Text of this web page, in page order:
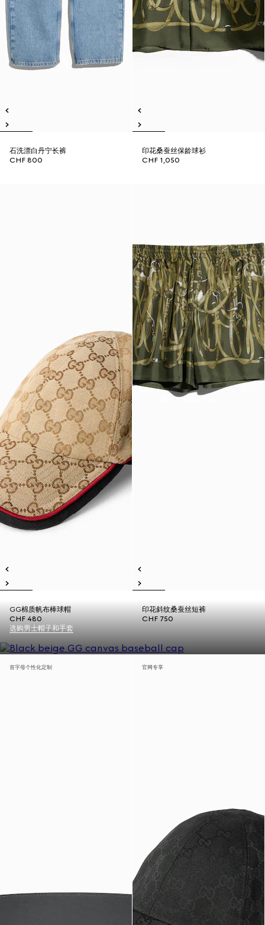
石洗漂白丹宁长裤
CHF 800
印花桑蚕丝保龄球衫
CHF 1,050
GG棉质帆布棒球帽
CHF 480
印花斜纹桑蚕丝短裤
CHF 750
选购男士帽子和手套
首字母个性化定制 官网专享